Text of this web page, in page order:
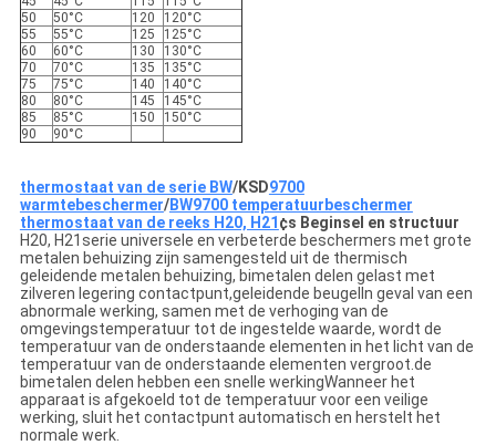
50
50°C 120
120°C
55
55°C 125
125°C
60
60°C 130
130°C
70
70°C 135
135°C
75
75°C 140
140°C
80
80°C 145
145°C
85
85°C 150
150°C
90
90°C
thermostaat van de serie BW/KSD9700
warmtebeschermer/BW9700 temperatuurbeschermer
thermostaat van de reeks H20, H21 ¢s Beginsel en structuur
H20, H21serie universele en verbeterde beschermers met grote
metalen behuizing zijn samengesteld uit de thermisch
geleidende metalen behuizing, bimetalen delen gelast met
zilveren legering contactpunt,geleidende beugelIn geval van een
abnormale werking, samen met de verhoging van de
omgevingstemperatuur tot de ingestelde waarde, wordt de
temperatuur van de onderstaande elementen in het licht van de
temperatuur van de onderstaande elementen vergroot.de
bimetalen delen hebben een snelle werkingWanneer het
apparaat is afgekoeld tot de temperatuur voor een veilige
werking, sluit het contactpunt automatisch en herstelt het
normale werk.